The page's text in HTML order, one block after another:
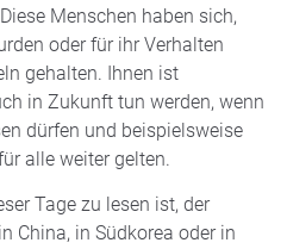
Menschen haben sich,
oder für ihr Verhalten
gehalten. Ihnen ist
in Zukunft tun werden, wenn
dürfen und beispielsweise
alle weiter gelten.
Tage zu lesen ist, der
China, in Südkorea oder in